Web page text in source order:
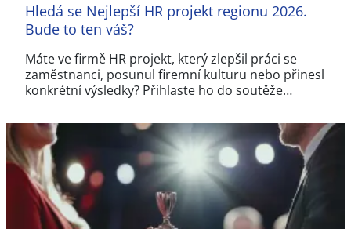
Hledá se Nejlepší HR projekt regionu 2026.
Bude to ten váš?
Máte ve firmě HR projekt, který zlepšil práci se
zaměstnanci, posunul firemní kulturu nebo přinesl
konkrétní výsledky? Přihlaste ho do soutěže…